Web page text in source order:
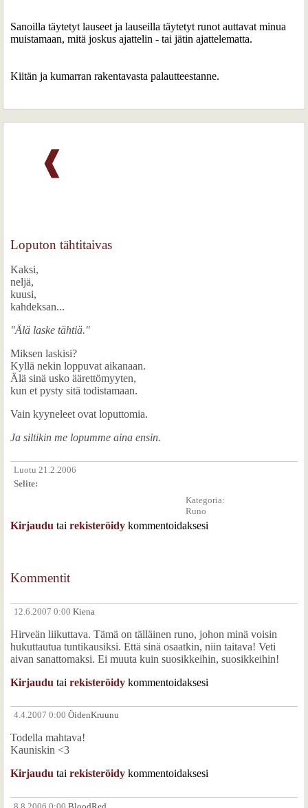
Sanoilla täytetyt lauseet ja lauseilla täytetyt runot auttavat minua
muistamaan, mitä joskus ajattelin - tai jätin ajattelematta.
Kiitän ja kumarran rakentavasta palautteestanne.
❰
Loputon tähtitaivas
Kaksi,
neljä,
kuusi,
kahdeksan...
"Älä laske tähtiä."
Miksen laskisi?
Kyllä nekin loppuvat aikanaan.
Älä sinä usko äärettömyyten,
kun et pysty sitä todistamaan.
Vain kyyneleet ovat loputtomia.
Ja siltikin me lopumme aina ensin.
Luotu 21.2.2006
Selite:
Kategoria:
Runo
Kirjaudu tairekisteröidy kommentoidaksesi
Kommentit
12.6.2007 0:00 Kiena
Hirveän liikuttava. Tämä on tälläinen runo, johon minä voisin
hukuttautua tuntikausiksi. Että sinä osaatkin, niin taitava! Veti
aivan sanattomaksi. Ei muuta kuin suosikkeihin, suosikkeihin!
Kirjaudu tairekisteröidy kommentoidaksesi
4.4.2007 0:00 ÖidenKruunu
Todella mahtava!
Kauniskin <3
Kirjaudu tairekisteröidy kommentoidaksesi